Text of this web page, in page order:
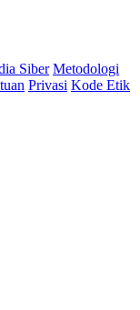
Siber Metodologi
Privasi Kode Etik